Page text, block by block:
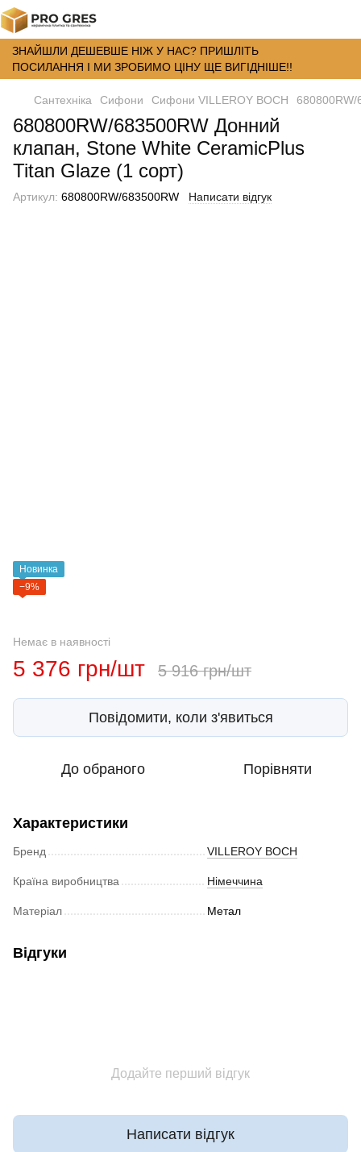
ЗНАЙШЛИ ДЕШЕВШЕ НІЖ У НАС? ПРИШЛІТЬ
ПОСИЛАННЯ І МИ ЗРОБИМО ЦІНУ ЩЕ ВИГІДНІШЕ!!
Сантехніка Сифони Сифони VILLEROY BOCH 680800RW/
680800RW/683500RW Донний
клапан, Stone White CeramicPlus
Titan Glaze (1 сорт)
Артикул: 680800RW/683500RW Написати відгук
Новинка
−9%
Немає в наявності
5 376 грн/шт 5 916 грн/шт
Повідомити, коли з'явиться
До обраного Порівняти
Характеристики
Бренд VILLEROY BOCH
Країна виробництва Німеччина
Матеріал Метал
Відгуки
Додайте перший відгук
Написати відгук